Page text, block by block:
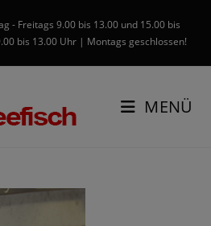
- Freitags 9.00 bis 13.00 und 15.00 bis
bis 13.00 Uhr | Montags geschlossen!
MENÜ